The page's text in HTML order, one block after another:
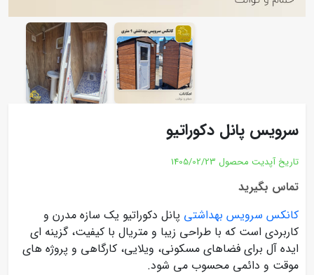
سرویس پانل دکوراتیو
تاریخ آپدیت محصول 1405/02/23
تماس بگیرید
کانکس سرویس بهداشتی پانل دکوراتیو یک سازه مدرن و
کاربردی است که با طراحی زیبا و متریال با کیفیت، گزینه ای
ایده آل برای فضاهای مسکونی، ویلایی، کارگاهی و پروژه های
موقت و دائمی محسوب می شود.